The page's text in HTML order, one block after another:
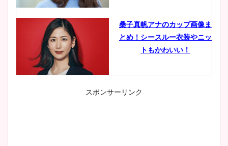
桑子真帆アナのカップ画像ま
とめ！シースルー衣装やニッ
トもかわいい！
小室瑛莉子のカップ画像まと
スポンサーリンク